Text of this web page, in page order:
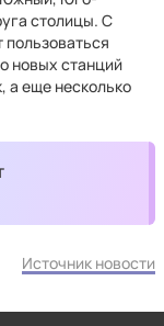
столицы. С
новых станций
а еще несколько
Источник новости